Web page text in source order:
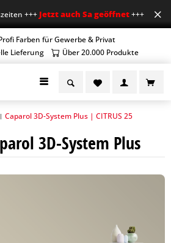
+++Jetzt auch Sa geöffnet+++ Mo-Fr 7-
Farben für Gewerbe & Privat
Lieferung
Über 20.000 Produkte
| Caparol 3D-System Plus | CITRUS 25
3D-System Plus